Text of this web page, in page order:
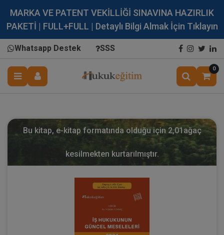
MARKA VE PATENT VEKİLLİĞİ SINAVINA HAZIRLIK
PAKETİ | FULL+FULL | Detaylı Bilgi Almak İçin Tıklayın
Whatsapp Destek SSS
0
Bu kitap, e-kitap formatında olduğu için 2,01 ağaç
kesilmekten kurtarılmıştır.